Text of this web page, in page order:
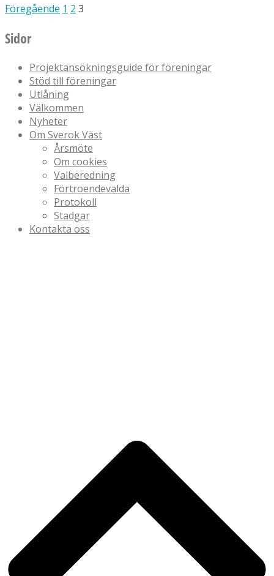
Föregående 1 2 3
Sidor
Projektansökningsguide för föreningar
Stöd till föreningar
Utlåning
Välkommen
Nyheter
Om Sverok Väst
Årsmöte
Om cookies
Valberedning
Förtroendevalda
Protokoll
Stadgar
Kontakta oss